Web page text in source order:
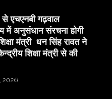
एचएनबी गढ़वाल
में अनुसंधान संरचना होगी
मंत्री धन सिंह रावत ने
शिक्षा मंत्री से की
2026